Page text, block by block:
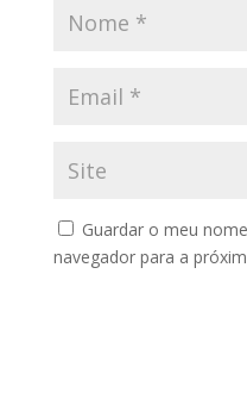
Guardar o meu
navegador para a